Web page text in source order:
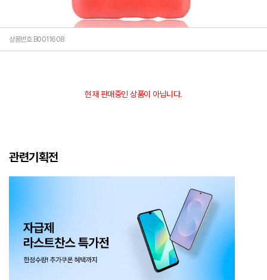
상품번호 B0011608
현재 판매중인 상품이 아닙니다.
관련기획전